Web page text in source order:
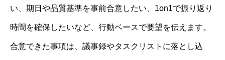
い、期日や品質基準を事前合意したい、1on1で振り返り
時間を確保したいなど、行動ベースで要望を伝えます。
合意できた事項は、議事録やタスクリストに落とし込